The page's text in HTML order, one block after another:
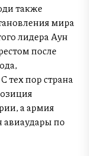
также
мира
лидера Аун
после
тех пор страна
а армия
авиаудары по